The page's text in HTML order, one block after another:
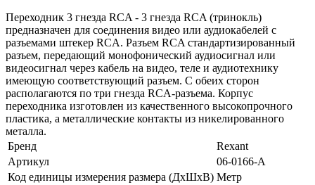
Переходник 3 гнезда RCA - 3 гнезда RCA (тринокль)
предназначен для соединения видео или аудиокабелей с
разъемами штекер RCA. Разъем RCA стандартизированный
разъем, передающий монофонический аудиосигнал или
видеосигнал через кабель на видео, теле и аудиотехнику
имеющую соответствующий разъем. С обеих сторон
располагаются по три гнезда RCA-разъема. Корпус
переходника изготовлен из качественного высокопрочного
пластика, а металлические контакты из никелированного
металла.
Бренд
Rexant
Артикул
06-0166-A
Код единицы измерения размера (ДхШхВ) Метр